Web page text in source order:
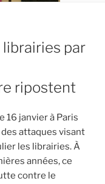
librairies par
ripostent
16 janvier à Paris
attaques visant
les librairies. À
années, ce
contre le